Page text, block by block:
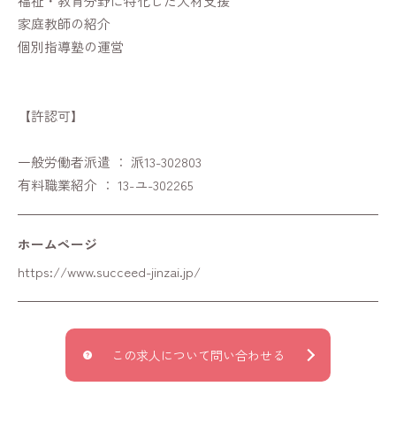
家庭教師の紹介
個別指導塾の運営
【許認可】
一般労働者派遣 ： 派13-302803
有料職業紹介 ： 13-ユ-302265
ホームページ
https://www.succeed-jinzai.jp/
この求人について問い合わせる